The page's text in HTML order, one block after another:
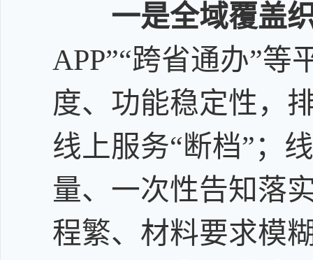
一是全域覆盖
APP”“跨省通办”
度、功能稳定性，
线上服务“断档”；
量、一次性告知落
程繁、材料要求模